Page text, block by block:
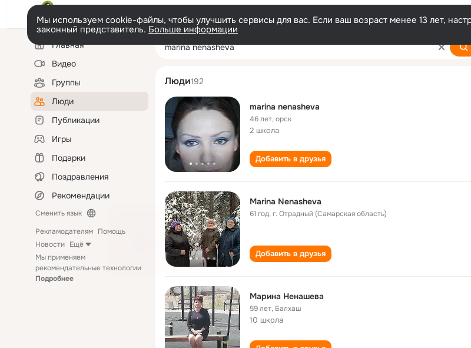
Мы используем cookie-файлы, чтобы улучшить сервисы для вас. Если ваш возраст менее 13 лет,
законный представитель. Больше информации
Левая
колонкаГлавная
Видео
Группы
Люди
Публикации
Игры
Подарки
Поздравления
Рекомендации
Сменить язык
Рекламодателям Помощь
Новости Ещё
Мы применяем
рекомендательные технологии
Подробнее
marina nenasheva
Люди192
marina nenasheva
46 лет,орск
2 школа
Добавить в друзья
Marina Nenasheva
61 год,г. Отрадный (Самарская область)
Добавить в друзья
Марина Ненашева
59 лет, Балхаш
10 школа